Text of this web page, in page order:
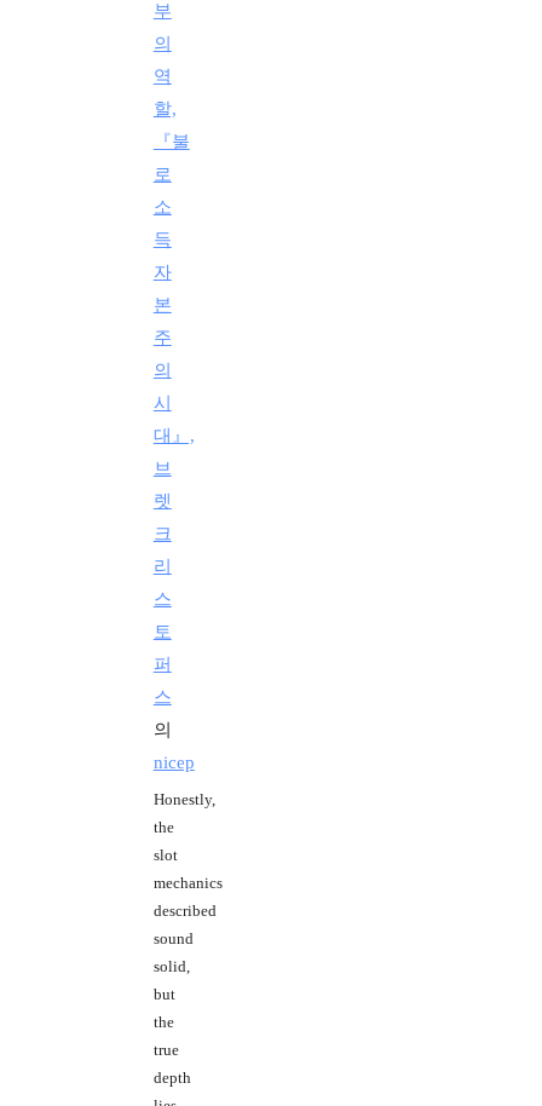
부
의
역
할,
『불
로
소
득
자
본
주
의
시
대』,
브
렛
크
리
스
토
퍼
스
의
nicep
Honestly,
the
slot
mechanics
described
sound
solid,
but
the
true
depth